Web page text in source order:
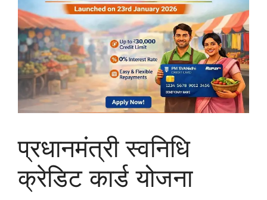
प्रधानमंत्री स्वनिधि
क्रेडिट कार्ड योजना